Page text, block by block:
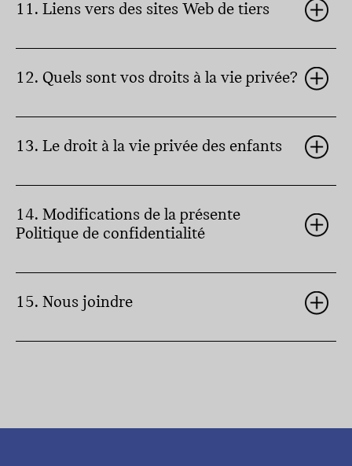
11. Liens vers des sites Web de tiers
12. Quels sont vos droits à la vie privée?
13. Le droit à la vie privée des enfants
14. Modifications de la présente
Politique de confidentialité
15. Nous joindre